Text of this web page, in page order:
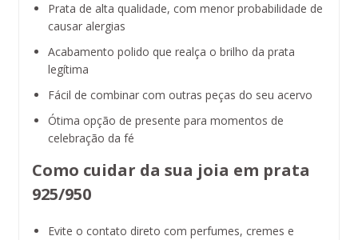
Prata de alta qualidade, com menor probabilidade de
causar alergias
Acabamento polido que realça o brilho da prata
legítima
Fácil de combinar com outras peças do seu acervo
Ótima opção de presente para momentos de
celebração da fé
Como cuidar da sua joia em prata
925/950
Evite o contato direto com perfumes, cremes e